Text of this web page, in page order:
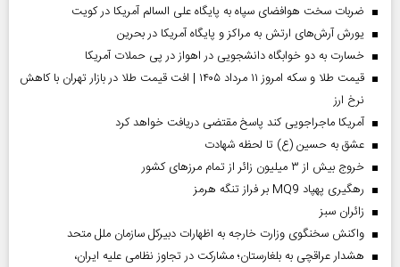
ضربات سخت هوافضای سپاه به پایگاه علی السالم آمریکا در کویت
یورش آرش‌های ارتش به مراکز و پایگاه‌ آمریکا در بحرین
خسارت به دو خوابگاه دانشجویی در اهواز در پی حملات آمریکا
قیمت طلا و سکه امروز ۱۱ مرداد ۱۴۰۵ | افت قیمت طلا در بازار تهران با کاهش
نرخ ارز
آمریکا ماجراجویی کند پاسخ مقتضی دریافت خواهد کرد
عشق به حسین (ع) تا لحظه شهادت
خروج بیش از ۳ میلیون زائر از تمام مرز‌های کشور
رهگیری پهپاد MQ9 بر فراز تنگه هرمز
‌زائران سبز
واکنش سخنگوی وزارت خارجه به اظهارات دبیرکل سازمان ملل متحد
هشدار عراقچی به بلغارستان؛ مشارکت در تجاوز نظامی علیه ایران،